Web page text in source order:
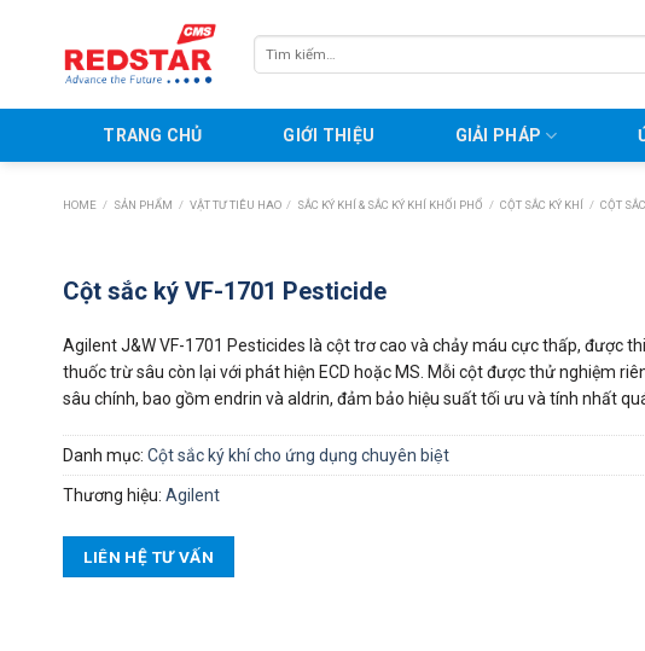
Tìm
kiếm:
TRANG CHỦ GIỚI THIỆU GIẢI PHÁP
HOME / SẢN PHẨM / VẬT TƯ TIÊU HAO / SẮC KÝ KHÍ & SẮC KÝ KHÍ KHỐI PHỔ / CỘT SẮC KÝ KHÍ / CỘT
Cột sắc ký VF-1701 Pesticide
Agilent J&W VF-1701 Pesticides là cột trơ cao và chảy máu cực thấp, được
thuốc trừ sâu còn lại với phát hiện ECD hoặc MS. Mỗi cột được thử nghiệm
sâu chính, bao gồm endrin và aldrin, đảm bảo hiệu suất tối ưu và tính nhất
Danh mục: Cột sắc ký khí cho ứng dụng chuyên biệt
Thương hiệu: Agilent
LIÊN HỆ TƯ VẤN